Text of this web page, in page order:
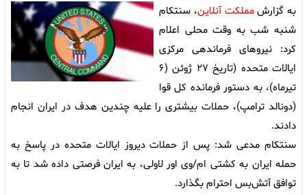
به گزارشمملکت آنلاین، سنتکام
شنبه شب به وقت محلی اعلام
کرد: نیروهای فرماندهی مرکزی
ایالات متحده (تاریخ ۲۷ ژوئن (۶
تیرماه)، به دستور فرمانده کل قوا
(دونالد ترامپ)، حملات بیشتری را علیه چندین هدف در ایران انجام
دادند.
سنتکام مدعی شد: پس از حملات دیروز ایالات متحده در پاسخ به
حمله ایران به کشتی ام/وی اور لاولی، به ایران فرصتی داده شد تا به
توافق آتش‌بس احترام بگذارد.